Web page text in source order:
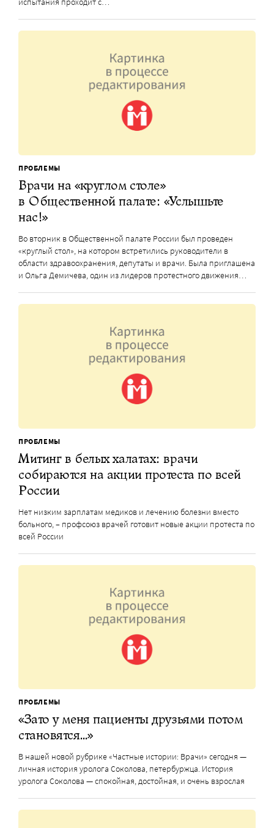
ПРОБЛЕМЫ
Врачи на «круглом столе»
в Общественной палате: «Услышьте
нас!»
Во вторник в Общественной палате России был проведен
«круглый стол», на котором встретились руководители в
области здравоохранения, депутаты и врачи. Была приглашена
и Ольга Демичева, один из лидеров протестного движения…
ПРОБЛЕМЫ
Митинг в белых халатах: врачи
собираются на акции протеста по всей
России
Нет низким зарплатам медиков и лечению болезни вместо
больного, – профсоюз врачей готовит новые акции протеста по
всей России
ПРОБЛЕМЫ
«Зато у меня пациенты друзьями потом
становятся…»
В нашей новой рубрике «Частные истории: Врачи» сегодня —
личная история уролога Соколова, петербуржца. История
уролога Соколова — спокойная, достойная, и очень взрослая